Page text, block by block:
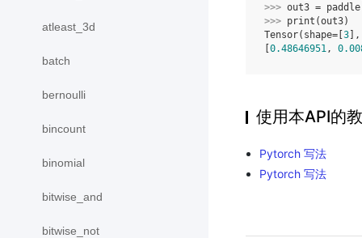
atleast_3d
batch
bernoulli
bincount
binomial
bitwise_and
bitwise_not
>>> out3 = paddle
>>> print (out3)
Tensor(shape=[ 3
0.48646951,
使用本API的
Pytorch 写法
Pytorch 写法